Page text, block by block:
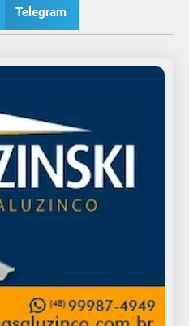
Telegram